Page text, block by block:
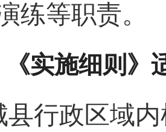
练等职责。
《实施细则》
县行政区域